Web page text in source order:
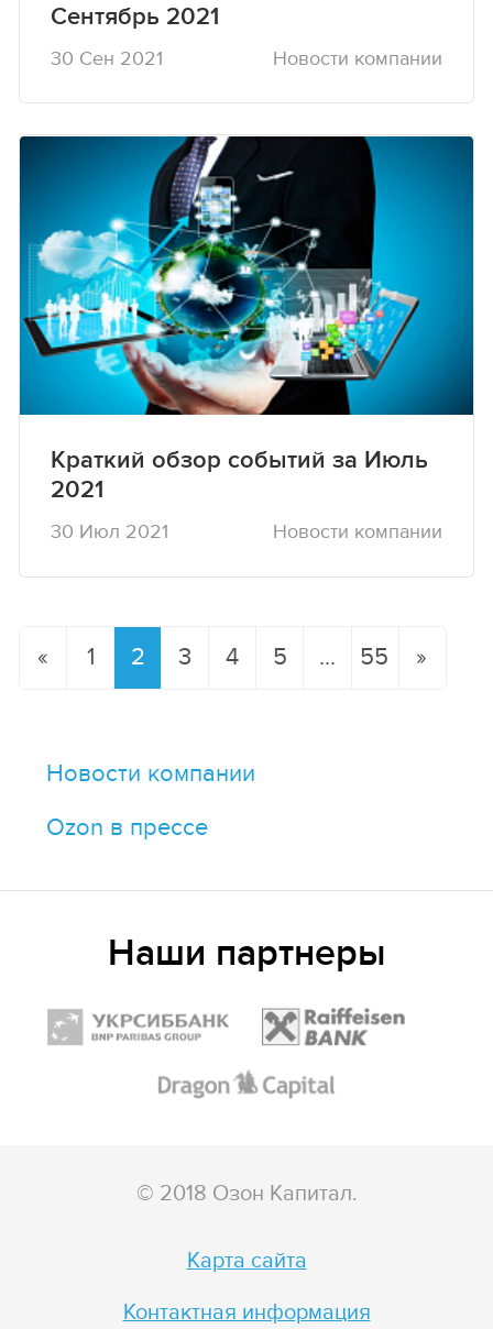
Сентябрь 2021
30 Сен 2021 Новости компании
Краткий обзор событий за Июль
2021
30 Июл 2021 Новости компании
« 1 2 3 4 5 ... 55 »
Новости компании
Ozon в прессе
Наши партнеры
© 2018 Озон Капитал.
Карта сайта
Контактная информация